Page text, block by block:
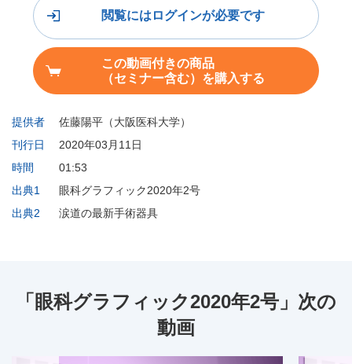
提供者
佐藤陽平（大阪医科大学）
刊行日
2020年03月11日
時間
01:53
出典1
眼科グラフィック2020年2号
出典2
涙道の最新手術器具
閲覧にはログインが必要です
この動画付きの商品
（セミナー含む）を購入する
「眼科グラフィック2020年2号」次の
動画